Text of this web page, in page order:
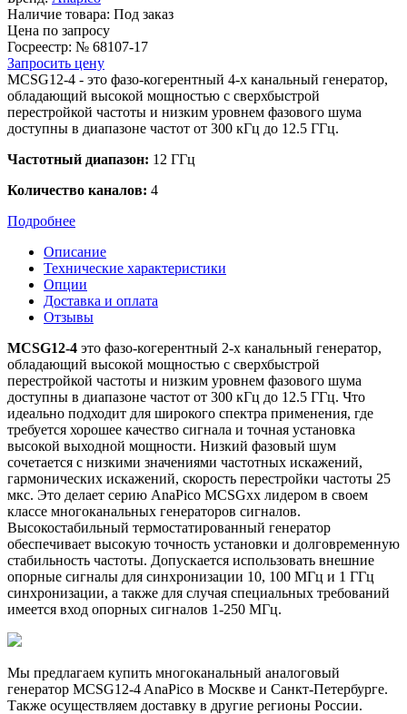
Наличие товара: Под заказ
Цена по запросу
Госреестр: № 68107-17
Запросить цену
MCSG12-4 - это фазо-когерентный 4-х канальный генератор,
обладающий высокой мощностью с сверхбыстрой
перестройкой частоты и низким уровнем фазового шума
доступны в диапазоне частот от 300 кГц до 12.5 ГГц.
Частотный диапазон: 12 ГГц
Количество каналов: 4
Подробнее
Описание
Технические характеристики
Опции
Доставка и оплата
Отзывы
MCSG12-4 это фазо-когерентный 2-х канальный генератор,
обладающий высокой мощностью с сверхбыстрой
перестройкой частоты и низким уровнем фазового шума
доступны в диапазоне частот от 300 кГц до 12.5 ГГц. Что
идеально подходит для широкого спектра применения, где
требуется хорошее качество сигнала и точная установка
высокой выходной мощности. Низкий фазовый шум
сочетается с низкими значениями частотных искажений,
гармонических искажений, скорость перестройки частоты 25
мкс. Это делает серию AnaPico MCSGxx лидером в своем
классе многоканальных генераторов сигналов.
Высокостабильный термостатированный генератор
обеспечивает высокую точность установки и долговременную
стабильность частоты. Допускается использовать внешние
опорные сигналы для синхронизации 10, 100 МГц и 1 ГГц
синхронизации, а также для случая специальных требований
имеется вход опорных сигналов 1-250 МГц.
Мы предлагаем купить многоканальный аналоговый
генератор MCSG12-4 AnaPico в Москве и Санкт-Петербурге.
Также осуществляем доставку в другие регионы России.